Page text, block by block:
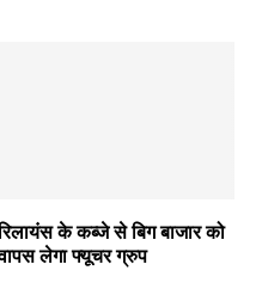
के कब्जे से बिग बाजार को
लेगा फ्यूचर ग्रुप